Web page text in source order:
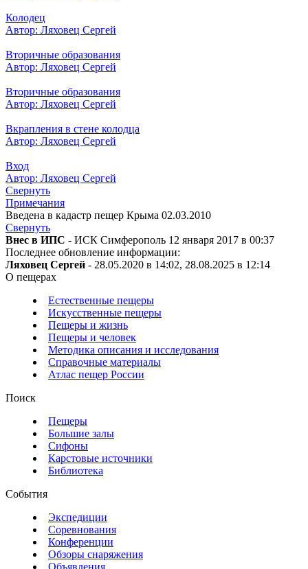
Колодец
Автор: Ляховец Сергей
Вторичные образования
Автор: Ляховец Сергей
Вторичные образования
Автор: Ляховец Сергей
Вкрапления в стене колодца
Автор: Ляховец Сергей
Вход
Автор: Ляховец Сергей
Свернуть
Примечания
Введена в кадастр пещер Крыма 02.03.2010
Свернуть
Внес в ИПС - ИСК Симферополь 12 января 2017 в 00:37
Последнее обновление информации:
Ляховец Сергей - 28.05.2020 в 14:02, 28.08.2025 в 12:14
О пещерах
Естественные пещеры
Искусственные пещеры
Пещеры и жизнь
Пещеры и человек
Методика описания и исследования
Справочные материалы
Атлас пещер России
Поиск
Пещеры
Большие залы
Сифоны
Карстовые источники
Библиотека
События
Экспедиции
Соревнования
Конференции
Обзоры снаряжения
Объявления